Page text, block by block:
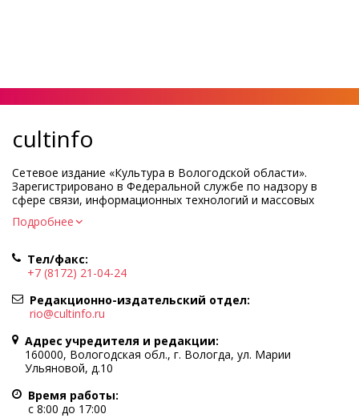
cultinfo
Сетевое издание «Культура в Вологодской области».
Зарегистрировано в Федеральной службе по надзору в
сфере связи, информационных технологий и массовых
коммуникаций.
Регистрационный номер и дата принятия решения о
Учредитель КУ ВО «Информационно-аналитический центр
культуры»
Адрес учредителя и редакции: 160000, Вологодская обл., г.
Вологда, ул. Марии Ульяновой, д.10
Главный редактор — Легчанова Елена Григорьевна
Политика в отношении обработки персональных данных
При полном или частичном использовании информации
портала гиперссылка на cultinfo.ru обязательна.
Редакция не несет ответственности за достоверность
Подробнее
Тел/факс:
+7 (8172) 21-04-24
Редакционно-издательский отдел:
rio@cultinfo.ru
Адрес учредителя и редакции:
160000, Вологодская обл., г. Вологда, ул. Марии
Ульяновой, д.10
Время работы:
с 8:00 до 17:00